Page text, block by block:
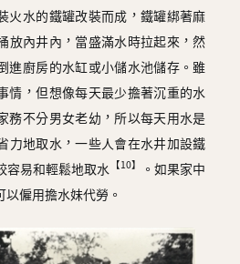
火水的鐵罐改裝而成，鐵罐綁著麻
放內井內，當盛滿水時拉起來，然
進廚房的水缸或小儲水池儲存。雖
情，但想像每天最少擔著沉重的水
務不分男女老幼，所以每天用水是
力地取水，一些人會在水井加設鐵
容易和輕鬆地取水
【10】
。如果家中
僱用擔水妹代勞。